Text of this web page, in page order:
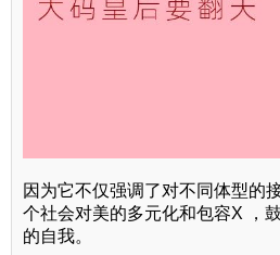
因为它不仅强调了对不同体型的
个社会对美的多元化和包容X ，
的自我。